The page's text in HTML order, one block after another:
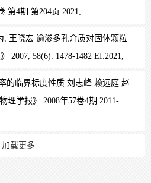
第4期 第204页.2021,
王晓宏 逾渗多孔介质对固体颗粒
2007, 58(6): 1478-1482 EI.2021,
的临界标度性质 刘志峰 赖远庭 赵
理学报》 2008年57卷4期 2011-
加载更多